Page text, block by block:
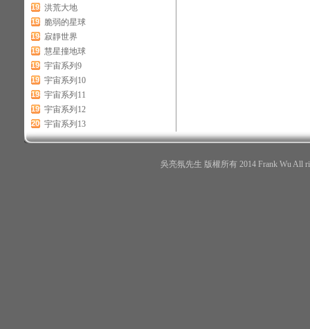
192 洪荒大地
193 脆弱的星球
194 寂靜世界
195 慧星撞地球
196 宇宙系列9
197 宇宙系列10
198 宇宙系列11
199 宇宙系列12
200 宇宙系列13
吳亮氛先生 版權所有 2014 Frank Wu All